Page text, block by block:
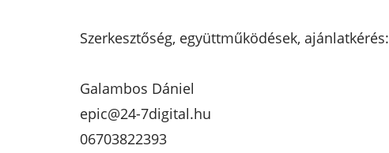
Szerkesztőség, együttműködések, ajánlatkérés:
Galambos Dániel
epic@24-7digital.hu
06703822393